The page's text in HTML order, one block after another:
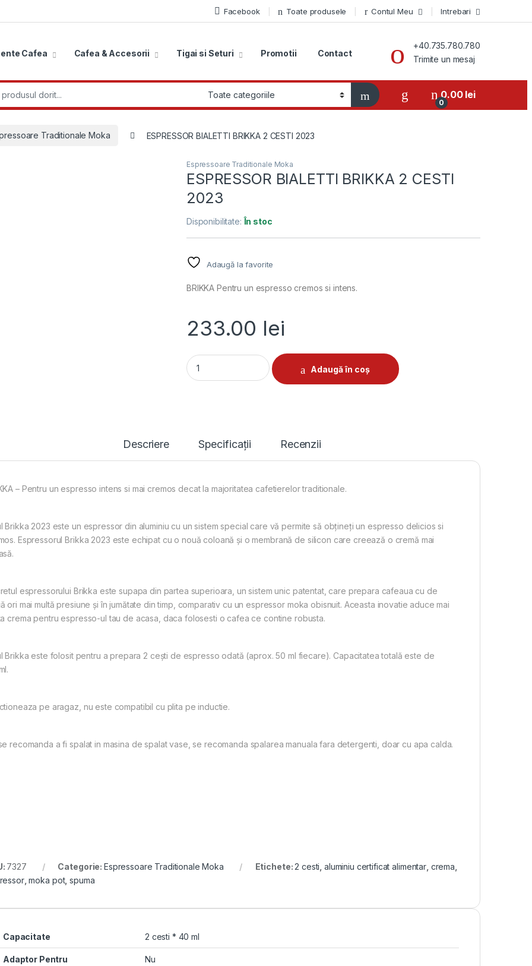
Facebook Toate produsele Contul Meu Intrebari
Cafea Cafea & Accesorii Tigai si Seturi Promotii Contact
+40.735.780.780
Trimite un mesaj
0
0.00 lei
Traditionale Moka ESPRESSOR BIALETTI BRIKKA 2 CESTI 2023
Espressoare Traditionale Moka
ESPRESSOR BIALETTI BRIKKA 2 CESTI
2023
Disponibilitate:În stoc
Adaugă la favorite
BRIKKA Pentru un espresso cremos si intens.
233.00 lei
ESPRESSOR BIALETTI BRIKKA 2 CESTI 2023 quantity
Adaugă în coș
Descriere Specificații Recenzii
– Pentru un espresso intens si mai cremos decat la majoritatea cafetierelor traditionale.
Brikka 2023 este un espressor din aluminiu cu un sistem special care vă permite să obțineți un espresso delicios si
Espressorul Brikka 2023 este echipat cu o nouă coloană și o membrană de silicon care creează o cremă mai
espressorului Brikka este supapa din partea superioara, un sistem unic patentat, care prepara cafeaua cu de
ori mai multă presiune și în jumătate din timp, comparativ cu un espressor moka obisnuit. Aceasta inovatie aduce mai
crema pentru espresso-ul tau de acasa, daca folosesti o cafea ce contine robusta.
Brikka este folosit pentru a prepara 2 cești de espresso odată (aprox. 50 ml fiecare). Capacitatea totală este de
pe aragaz, nu este compatibil cu plita pe inductie.
recomanda a fi spalat in masina de spalat vase, se recomanda spalarea manuala fara detergenti, doar cu apa calda.
7327 Categorie: Espressoare Traditionale Moka Etichete:2 cesti aluminiu certificat alimentar, crema
,moka pot,spuma
Capacitate 2 cesti * 40 ml
Adaptor Pentru
Nu